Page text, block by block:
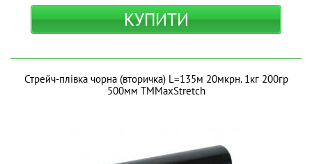
КУПИТИ
Стрейч-плівка чорна (вторичка) L=135м 20мкрн. 1кг 200гр
500мм ТМMaxStretch